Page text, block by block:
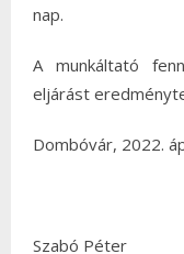
nap.
A munkáltató
eljárást
Dombóvár, 2022.
Szabó Péter